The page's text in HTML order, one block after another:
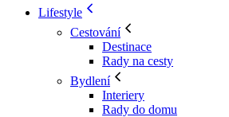
Lifestyle
Cestování
Destinace
Rady na cesty
Bydlení
Interiery
Rady do domu